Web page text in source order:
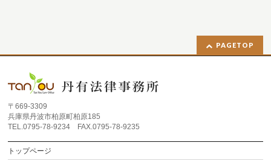
PAGETOP
〒669-3309
兵庫県丹波市柏原町柏原185
TEL.0795-78-9234 FAX.0795-78-9235
トップページ